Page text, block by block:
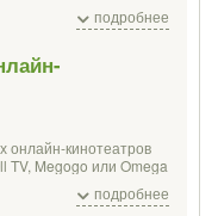
каналов).
презентациями
подробнее
онлайн-кинотеатров
TV, Megogo или Omega
подробнее